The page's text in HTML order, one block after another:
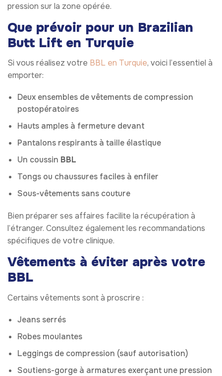
pression sur la zone opérée.
Que prévoir pour un Brazilian
Butt Lift en Turquie
Si vous réalisez votre BBL en Turquie, voici l’essentiel à
emporter:
Deux ensembles de vêtements de compression
postopératoires
Hauts amples à fermeture devant
Pantalons respirants à taille élastique
Un coussin BBL
Tongs ou chaussures faciles à enfiler
Sous-vêtements sans couture
Bien préparer ses affaires facilite la récupération à
l’étranger. Consultez également les recommandations
spécifiques de votre clinique.
Vêtements à éviter après votre
BBL
Certains vêtements sont à proscrire :
Jeans serrés
Robes moulantes
Leggings de compression (sauf autorisation)
Soutiens-gorge à armatures exerçant une pression